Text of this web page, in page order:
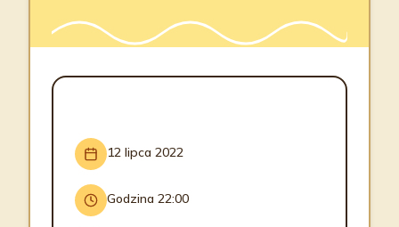
12 lipca 2022
Godzina 22:00